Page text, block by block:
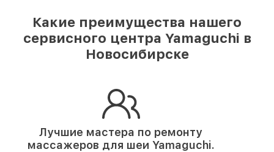
Какие преимущества нашего
сервисного центра Yamaguchi в
Новосибирске
Лучшие мастера по ремонту
массажеров для шеи Yamaguchi.